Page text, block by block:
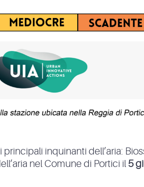
inquinanti dell’aria:
nel Comune di Portici il 5